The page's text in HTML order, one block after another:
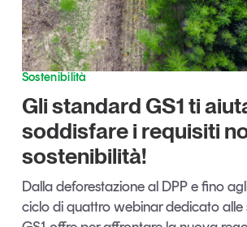
Articoli
Opinioni
Dossier
Il Numero
Interviste
Comunicati stampa
Video
Podcast
Tutti gli
Sostenibilità
Gli standard GS1 ti
soddisfare i requisiti
sostenibilità!
Dalla deforestazione al DPP e fino
ciclo di quattro webinar dedicato alle